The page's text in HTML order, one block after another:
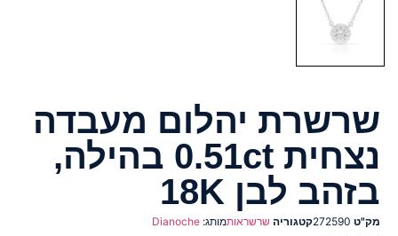
שרשרת יהלום מעבדה
נצחית 0.51ct בהילה,
בזהב לבן 18K
מק"ט 272590קטגוריה שרשראותמותג: Dianoche